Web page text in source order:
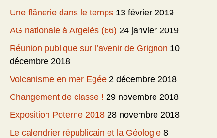
Une flânerie dans le temps 13 février 2019
AG nationale à Argelès (66) 24 janvier 2019
Réunion publique sur l’avenir de Grignon 10
décembre 2018
Volcanisme en mer Egée 2 décembre 2018
Changement de classe ! 29 novembre 2018
Exposition Poterne 2018 28 novembre 2018
Le calendrier républicain et la Géologie 8